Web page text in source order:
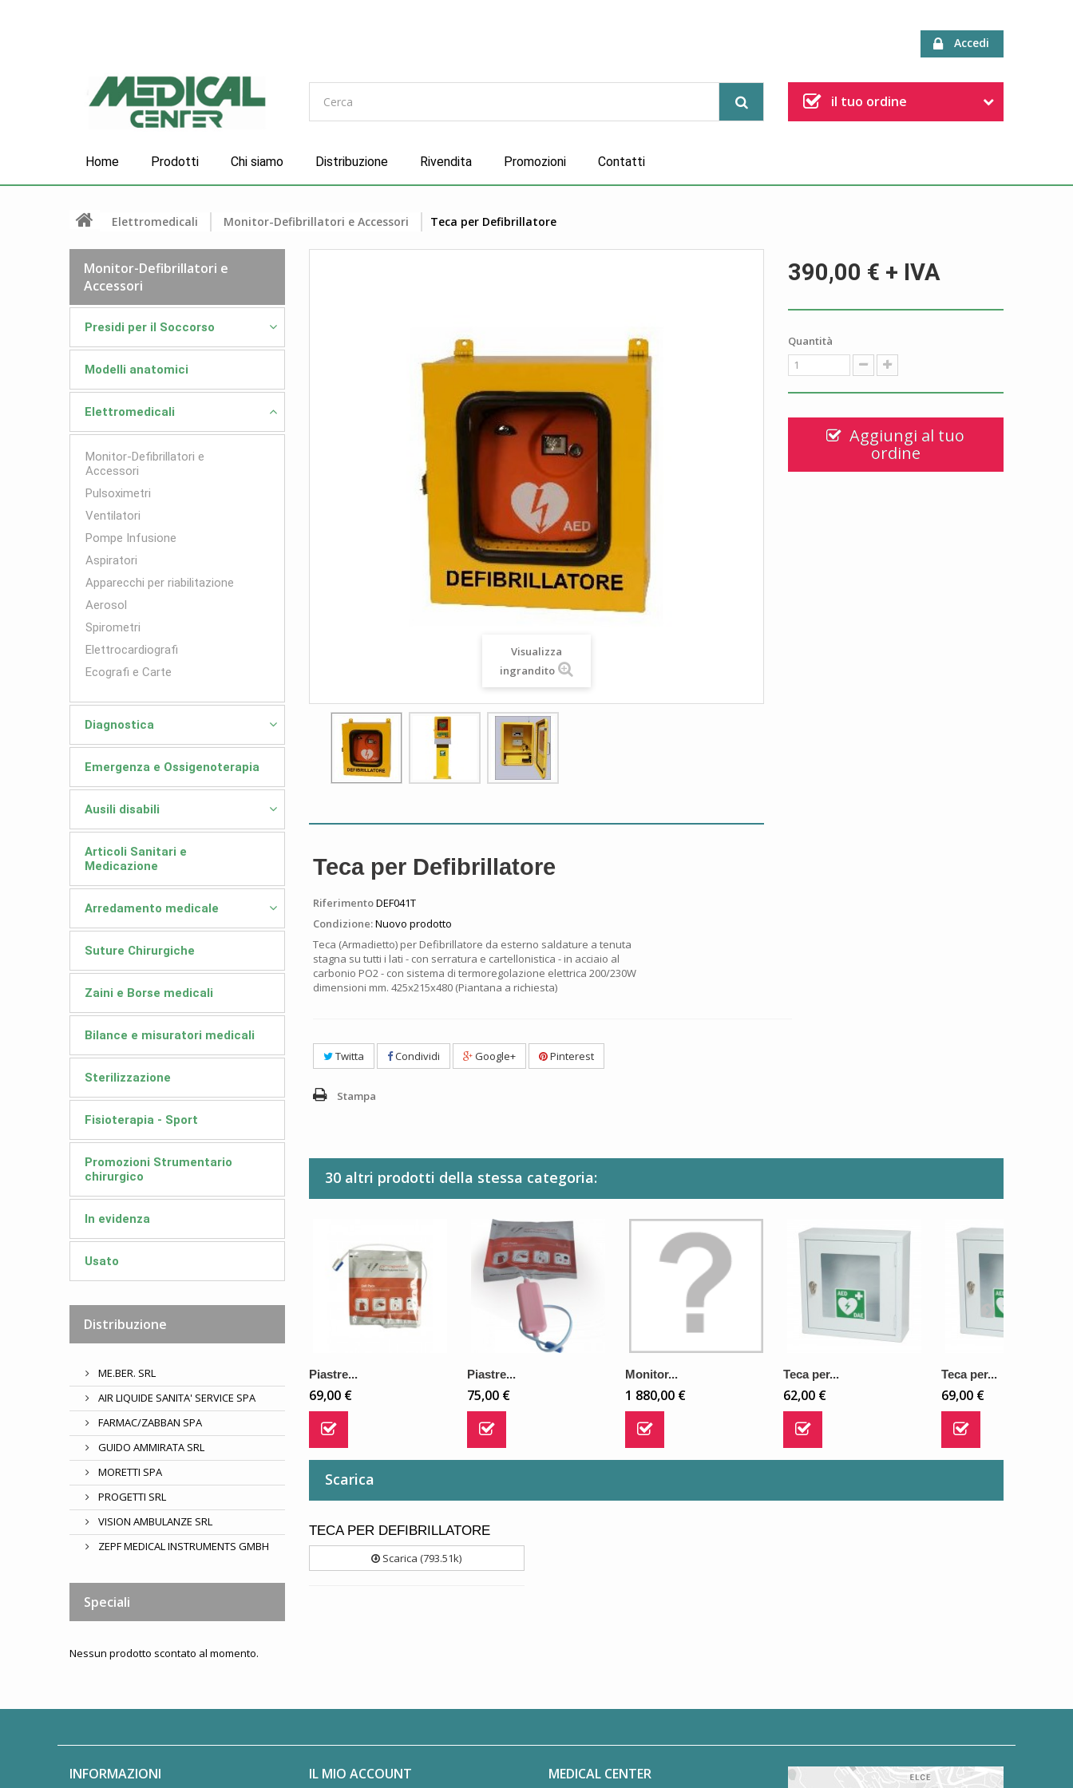
Accedi
il tuo ordine
Home Prodotti Chi siamo Distribuzione Rivendita Promozioni Contatti
Elettromedicali Monitor-Defibrillatori e Accessori Teca per Defibrillatore
Monitor-Defibrillatori e
Accessori
Presidi per il Soccorso
Modelli anatomici
Elettromedicali
Monitor-Defibrillatori e
Accessori
Pulsoximetri
Ventilatori
Pompe Infusione
Aspiratori
Apparecchi per riabilitazione
Aerosol
Spirometri
Elettrocardiografi
Ecografi e Carte
Diagnostica
Emergenza e Ossigenoterapia
Ausili disabili
Articoli Sanitari e
Medicazione
Arredamento medicale
Suture Chirurgiche
Zaini e Borse medicali
Bilance e misuratori medicali
Sterilizzazione
Fisioterapia - Sport
Promozioni Strumentario
chirurgico
In evidenza
Usato
Distribuzione
ME.BER. SRL
AIR LIQUIDE SANITA' SERVICE SPA
FARMAC/ZABBAN SPA
GUIDO AMMIRATA SRL
MORETTI SPA
PROGETTI SRL
VISION AMBULANZE SRL
ZEPF MEDICAL INSTRUMENTS GMBH
Speciali
Nessun prodotto scontato al momento.
Visualizza
ingrandito
390,00 € + IVA
Quantità
Aggiungi al tuo
ordine
Teca per Defibrillatore
RiferimentoDEF041T
Condizione:Nuovo prodotto
Teca (Armadietto) per Defibrillatore da esterno saldature a tenuta
stagna su tutti i lati - con serratura e cartellonistica - in acciaio al
carbonio PO2 - con sistema di termoregolazione elettrica 200/230W
dimensioni mm. 425x215x480 (Piantana a richiesta)
Twitta Condividi Google+ Pinterest
Stampa
30 altri prodotti della stessa categoria:
Piastre...
69,00 €
Piastre...
75,00 €
Monitor...
1 880,00 €
Teca per...
62,00 €
Teca per...
69,00 €
Scarica
TECA PER DEFIBRILLATORE
Scarica (793.51k)
INFORMAZIONI IL MIO ACCOUNT MEDICAL CENTER